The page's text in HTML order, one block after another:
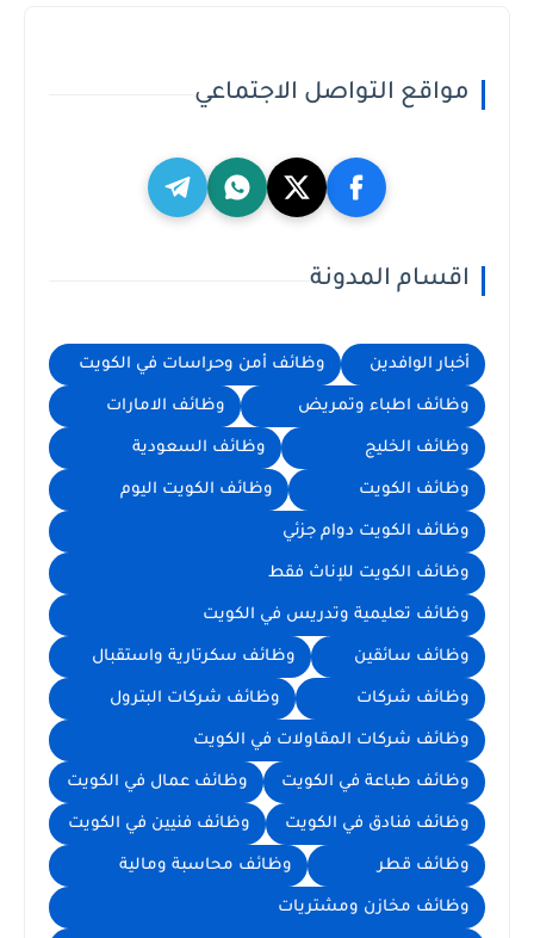
مواقع التواصل الاجتماعي
اقسام المدونة
أخبار الوافدين وظائف أمن وحراسات في الكويت
وظائف اطباء وتمريض وظائف الامارات
وظائف الخليج وظائف السعودية
وظائف الكويت وظائف الكويت اليوم
وظائف الكويت دوام جزئي
وظائف الكويت للإناث فقط
وظائف تعليمية وتدريس في الكويت
وظائف سائقين وظائف سكرتارية واستقبال
وظائف شركات وظائف شركات البترول
وظائف شركات المقاولات في الكويت
وظائف طباعة في الكويت وظائف عمال في الكويت
وظائف فنادق في الكويت وظائف فنيين في الكويت
وظائف قطر وظائف محاسبة ومالية
وظائف مخازن ومشتريات